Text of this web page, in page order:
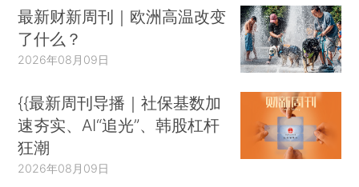
最新财新周刊｜欧洲高温改变
了什么？
2026年08月09日
{{最新周刊导播｜社保基数加
速夯实、AI“追光”、韩股杠杆
狂潮
2026年08月09日